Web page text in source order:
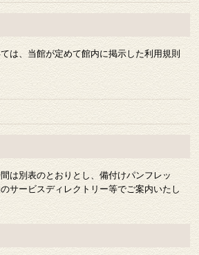
は、当館が定めて館内に掲示した利用規則
は別表のとおりとし、備付けパンフレッ
サービスディレクトリー等でご案内いたし